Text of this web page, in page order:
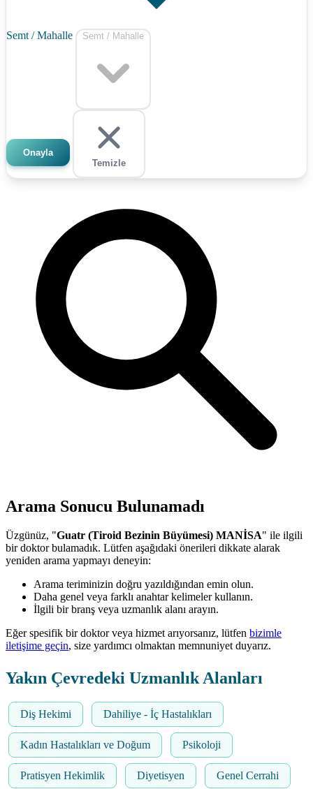
Semt / Mahalle Semt / Mahalle
Onayla
Temizle
Arama Sonucu Bulunamadı
Üzgünüz, "Guatr (Tiroid Bezinin Büyümesi) MANİSA" ile ilgili
bir doktor bulamadık. Lütfen aşağıdaki önerileri dikkate alarak
yeniden arama yapmayı deneyin:
Arama teriminizin doğru yazıldığından emin olun.
Daha genel veya farklı anahtar kelimeler kullanın.
İlgili bir branş veya uzmanlık alanı arayın.
Eğer spesifik bir doktor veya hizmet arıyorsanız, lütfen bizimle
iletişime geçin, size yardımcı olmaktan memnuniyet duyarız.
Yakın Çevredeki Uzmanlık Alanları
Diş Hekimi Dahiliye - İç Hastalıkları
Kadın Hastalıkları ve Doğum Psikoloji
Pratisyen Hekimlik Diyetisyen Genel Cerrahi